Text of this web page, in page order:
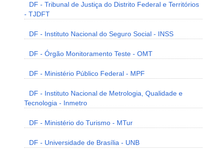
DF - Tribunal de Justiça do Distrito Federal e Territórios
- TJDFT
DF - Instituto Nacional do Seguro Social - INSS
DF - Órgão Monitoramento Teste - OMT
DF - Ministério Público Federal - MPF
DF - Instituto Nacional de Metrologia, Qualidade e
Tecnologia - Inmetro
DF - Ministério do Turismo - MTur
DF - Universidade de Brasília - UNB